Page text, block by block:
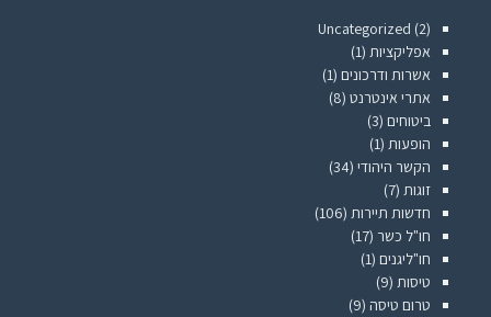
Uncategorized (2)
אפליקציות (1)
אשרות ודרכונים (1)
אתרי אינטרנט (8)
ביטוחים (3)
הופעות (1)
הקשר היהודי (34)
זוגות (7)
חדשות תיירות (106)
חו"ל כשר (17)
חו"ליגנים (1)
טיסות (9)
טרום טיסה (9)